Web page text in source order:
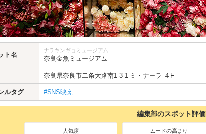
ト名
ナラキンギョミュージアム
奈良金魚ミュージアム
奈良県奈良市二条大路南1-3-1 ミ・ナーラ ４F
ルタグ #SNS映え
編集部のスポット評価
人気度 ムードの高まり